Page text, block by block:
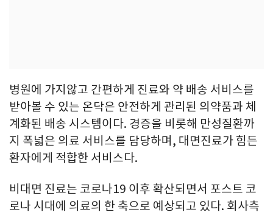
병원에 가지않고 간편하게 진료와 약 배송 서비스를
받아볼 수 있는 온닥은 안전하게 관리된 의약품과 체
계화된 배송 시스템이다. 경증을 비롯해 만성질환까
지 폭넓은 의료 서비스를 담당하며, 대면진료가 힘든
환자에게 적합한 서비스다.
비대면 진료는 코로나19 이후 확산되면서 포스트 코
로나 시대에 의료의 한 축으로 예상되고 있다. 회사측